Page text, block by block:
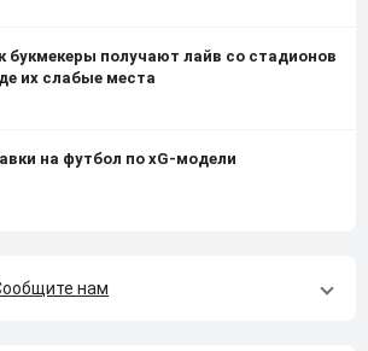
букмекеры получают лайв со стадионов
их слабые места
на футбол по xG-модели
нам